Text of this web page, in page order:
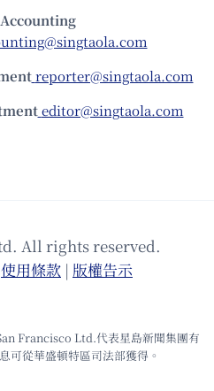
Accounting
reporter@singtaola.com
editor@singtaola.com
All rights reserved.
使⽤條款 | 版權告⽰
Francisco Ltd.代表星島新聞集團有
可從華盛頓特區司法部獲得。